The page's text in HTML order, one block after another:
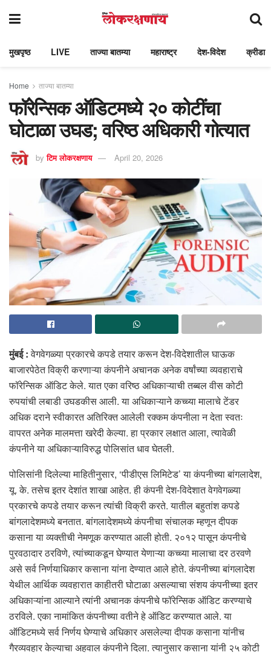
मुखपृष्ठ LIVE ताज्या बातम्या महाराष्ट्र देश-विदेश क्रीडा
Home ताज्या बातम्या
फॉरेन्सिक ऑडिटमध्ये २० कोटींचा
घोटाळा उघड; वरिष्ठ अधिकारी गोत्यात
by टिम लोकरक्षणाय April 20, 2026
मुंबई :वेगवेगळ्या प्रकारचे कपडे तयार करून देश-विदेशातील घाऊक
बाजारपेठेत विक्री करणाऱ्या कंपनीने अचानक अनेक वर्षांच्या व्यवहाराचे
फॉरेन्सिक ऑडिट केले. यात एका वरिष्ठ अधिकाऱ्याची तब्बल वीस कोटी
रुपयांची लबाडी उघडकीस आली. या अधिकाऱ्याने कच्च्या मालाचे टेंडर
अधिक दराने स्वीकारत अतिरिक्त आलेली रक्कम कंपनीला न देता स्वतः
वापरत अनेक मालमत्ता खरेदी केल्या. हा प्रकार लक्षात आला, त्यावेळी
कंपनीने या अधिकाऱ्याविरुद्ध पोलिसांत धाव घेतली.
पोलिसांनी दिलेल्या माहितीनुसार, ‘पीडीएस लिमिटेड’ या कंपनीच्या बांगलादेश,
यू. के. तसेच इतर देशांत शाखा आहेत. ही कंपनी देश-विदेशात वेगवेगळ्या
प्रकारचे कपडे तयार करून त्यांची विक्री करते. यातील बहुतांश कपडे
बांगलादेशमध्ये बनतात. बांगलादेशमध्ये कंपनीचा संचालक म्हणून दीपक
कसाना या व्यक्तीची नेमणूक करण्यात आली होती. २०१२ पासून कंपनीचे
पुरवठादार ठरविणे, त्यांच्याकडून घेण्यात येणाऱ्या कच्च्या मालाचा दर ठरवणे
असे सर्व निर्णयाधिकार कसाना यांना देण्यात आले होते. कंपनीच्या बांगलादेश
येथील आर्थिक व्यवहारात काहीतरी घोटाळा असल्याचा संशय कंपनीच्या इतर
अधिकाऱ्यांना आल्याने त्यांनी अचानक कंपनीचे फॉरेन्सिक ऑडिट करण्याचे
ठरविले. एका नामांकित कंपनीच्या वतीने हे ऑडिट करण्यात आले. या
ऑडिटमध्ये सर्व निर्णय घेण्याचे अधिकार असलेल्या दीपक कसाना यांनीच
गैरव्यवहार केल्याचा अहवाल कंपनीने दिला. त्यानुसार कसाना यांनी २५ कोटी